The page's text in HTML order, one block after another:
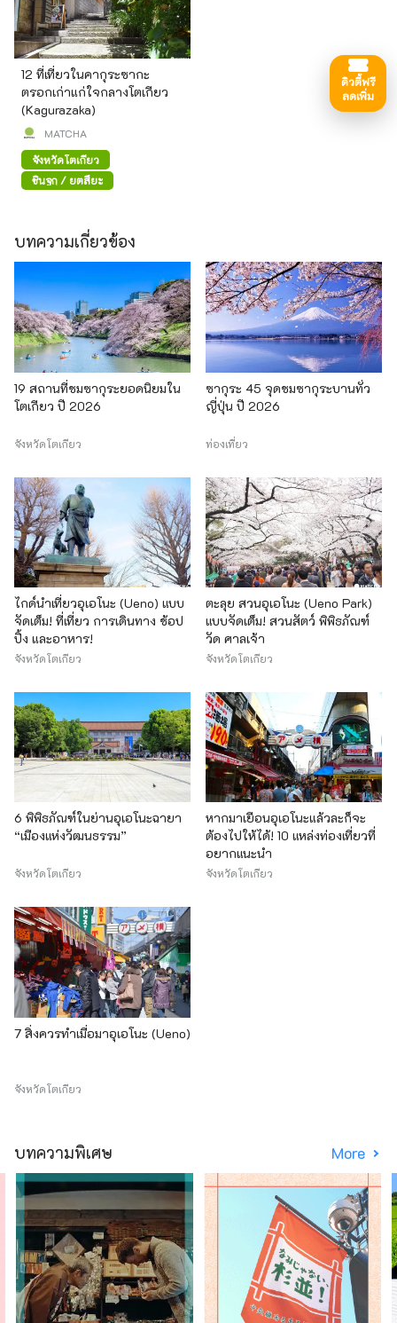
12 ที่เที่ยวในคากุระซากะ
ตรอกเก่าแก่ใจกลางโตเกียว
(Kagurazaka)
MATCHA
จังหวัดโตเกียว
ชินจูกุ / ยตสึยะ
บทความเกี่ยวข้อง
19 สถานที่ชมซากุระยอดนิยมใน
โตเกียว ปี 2026
จังหวัดโตเกียว
ซากุระ 45 จุดชมซากุระบานทั่ว
ญี่ปุ่น ปี 2026
ท่องเที่ยว
ไกด์นำเที่ยวอุเอโนะ (Ueno) แบบ
จัดเต็ม! ที่เที่ยว การเดินทาง ช้อป
ปิ้ง และอาหาร!
จังหวัดโตเกียว
ตะลุย สวนอุเอโนะ (Ueno Park)
แบบจัดเต็ม! สวนสัตว์ พิพิธภัณฑ์
วัด ศาลเจ้า
จังหวัดโตเกียว
6 พิพิธภัณฑ์ในย่านอุเอโนะฉายา
“เมืองแห่งวัฒนธรรม”
จังหวัดโตเกียว
หากมาเยือนอุเอโนะแล้วละก็จะ
ต้องไปให้ได้! 10 แหล่งท่องเที่ยวที่
อยากแนะนำ
จังหวัดโตเกียว
7 สิ่งควรทำเมื่อมาอุเอโนะ (Ueno)
จังหวัดโตเกียว
บทความพิเศษ More
ดิวตี้ฟรี
ลดเพิ่ม